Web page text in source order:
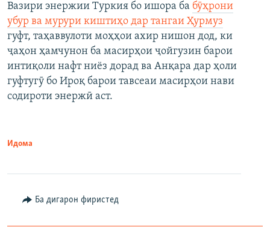
Вазири энержии Туркия бо ишора ба бӯҳрони
убур ва мурури киштиҳо дар тангаи Ҳурмуз
гуфт, таҳаввулоти моҳҳои ахир нишон дод, ки
ҷаҳон ҳамчунон ба масирҳои ҷойгузин барои
интиқоли нафт ниёз дорад ва Анқара дар ҳоли
гуфтугӯ бо Ироқ барои тавсеаи масирҳои нави
содироти энержӣ аст.
Идома
Ба дигарон фиристед